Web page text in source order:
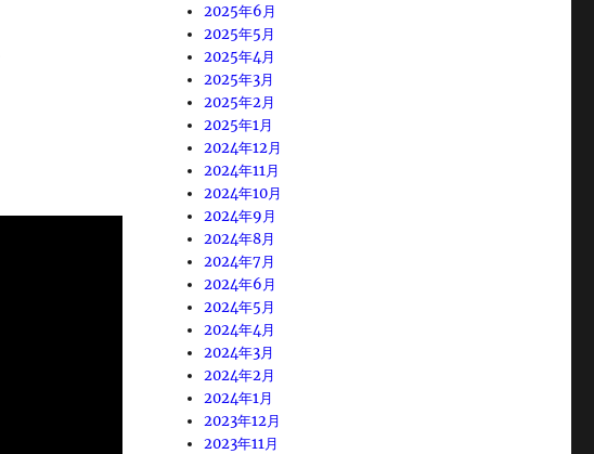
2025年6月
2025年5月
2025年4月
2025年3月
2025年2月
2025年1月
2024年12月
2024年11月
2024年10月
2024年9月
2024年8月
2024年7月
2024年6月
2024年5月
2024年4月
2024年3月
2024年2月
2024年1月
2023年12月
2023年11月